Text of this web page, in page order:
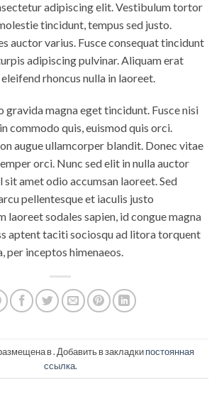
adipiscing elit. Vestibulum tortor
tincidunt, tempus sed justo.
auctor varius. Fusce consequat tincidunt
adipiscing pulvinar. Aliquam erat
rhoncus nulla in laoreet.
gravida magna eget tincidunt. Fusce nisi
commodo quis, euismod quis orci.
augue ullamcorper blandit. Donec vitae
orci. Nunc sed elit in nulla auctor
sit amet odio accumsan laoreet. Sed
pellentesque et iaculis justo
laoreet sodales sapien, id congue magna
aptent taciti sociosqu ad litora torquent
per inceptos himenaeos.
в . Добавить в закладкипостоянная
ссылка.